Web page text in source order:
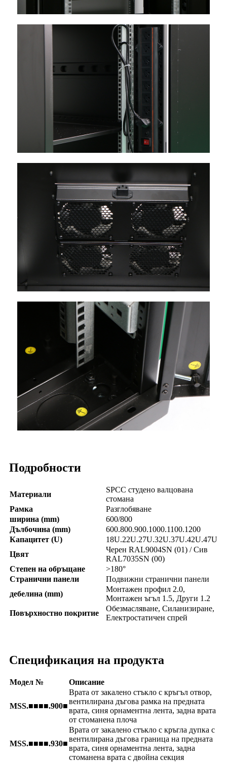
Подробности
Материали
SPCC студено валцована
стомана
Рамка
Разглобяване
ширина (mm)
600/800
Дълбочина (mm)
600.800.900.1000.1100.1200
Капацитет (U)
18U.22U.27U.32U.37U.42U.47U
Цвят
Черен RAL9004SN (01) / Сив
RAL7035SN (00)
Степен на обръщане
>180°
Странични панели
Подвижни странични панели
дебелина (mm)
Монтажен профил 2.0,
Монтажен ъгъл 1.5, Други 1.2
Повърхностно покритие
Обезмасляване, Силанизиране,
Електростатичен спрей
Спецификация на продукта
Модел № Описание
MSS.■■■■.900■
Врата от закалено стъкло с кръгъл отвор,
вентилирана дъгова рамка на предната
врата, синя орнаментна лента, задна врата
от стоманена плоча
MSS.■■■■.930■
Врата от закалено стъкло с кръгла дупка с
вентилирана дъгова граница на предната
врата, синя орнаментна лента, задна
стоманена врата с двойна секция